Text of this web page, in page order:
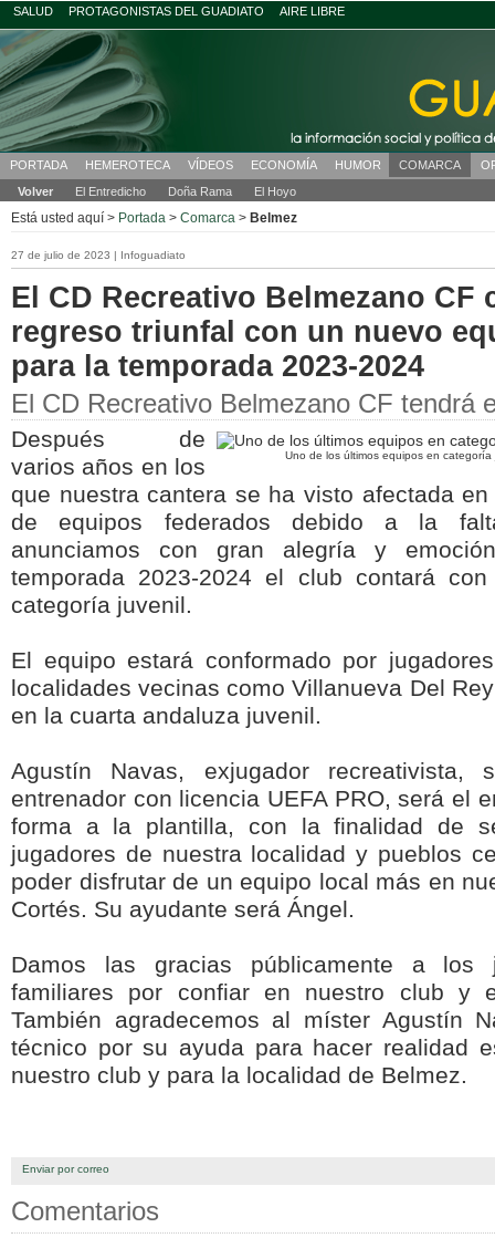
SALUD PROTAGONISTAS DEL GUADIATO AIRE LIBRE
PORTADA HEMEROTECA VÍDEOS ECONOMÍA HUMOR COMARCA
Volver
El Entredicho Doña Rama El Hoyo
Está usted aquí > Portada > Comarca > Belmez
27 de julio de 2023 | Infoguadiato
El CD Recreativo Belmezano CF
regreso triunfal con un nuevo
para la temporada 2023-2024
El CD Recreativo Belmezano CF tendrá
Uno de los últimos equipos en
Después de
varios años en los
que nuestra cantera se ha visto afectada
de equipos federados debido a la
anunciamos con gran alegría y
temporada 2023-2024 el club contará
categoría juvenil.
El equipo estará conformado por
localidades vecinas como Villanueva Del
en la cuarta andaluza juvenil.
Agustín Navas, exjugador
entrenador con licencia UEFA PRO, será el
forma a la plantilla, con la finalidad de
jugadores de nuestra localidad y pueblos
poder disfrutar de un equipo local más en
Cortés. Su ayudante será Ángel.
Damos las gracias públicamente a los
familiares por confiar en nuestro club y
También agradecemos al míster Agustín
técnico por su ayuda para hacer realidad
nuestro club y para la localidad de Belmez.
Enviar por correo
Comentarios